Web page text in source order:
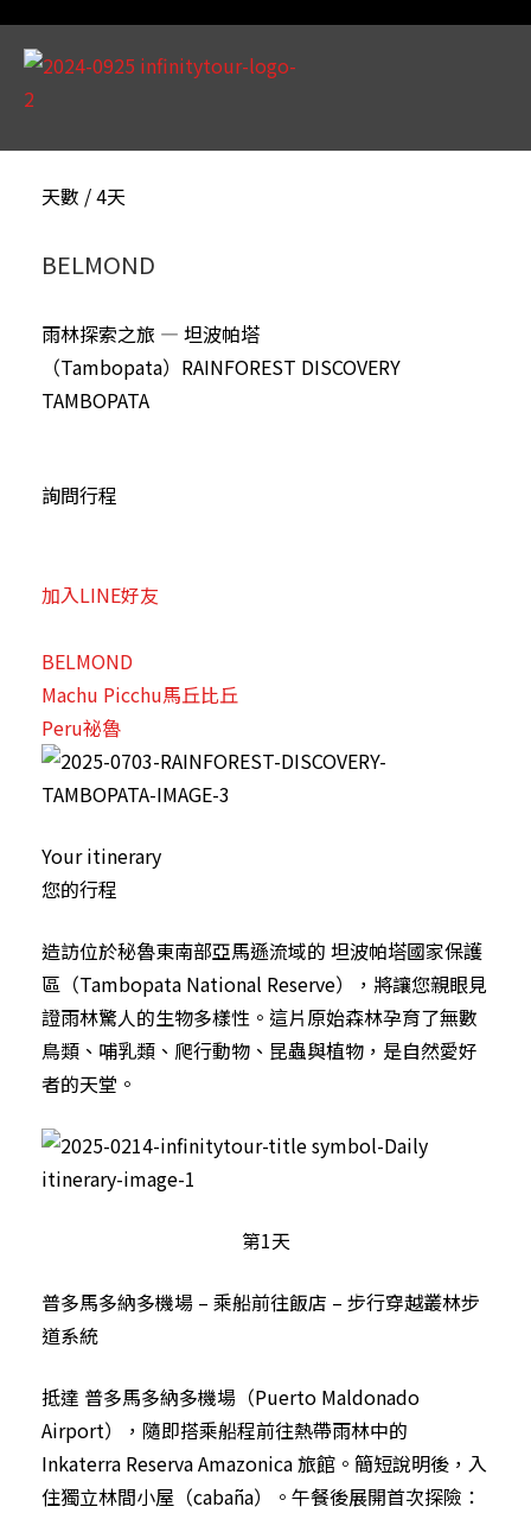
天數 / 4天
BELMOND
雨林探索之旅 — 坦波帕塔
（Tambopata）RAINFOREST DISCOVERY
TAMBOPATA
詢問行程
加入LINE好友
BELMOND
Machu Picchu馬丘比丘
Peru祕魯
Your itinerary
您的行程
造訪位於秘魯東南部亞馬遜流域的 坦波帕塔國家保護
區（Tambopata National Reserve），將讓您親眼見
證雨林驚人的生物多樣性。這片原始森林孕育了無數
鳥類、哺乳類、爬行動物、昆蟲與植物，是自然愛好
者的天堂。
第1天
普多馬多納多機場 – 乘船前往飯店 – 步行穿越叢林步
道系統
抵達 普多馬多納多機場（Puerto Maldonado
Airport），隨即搭乘船程前往熱帶雨林中的
Inkaterra Reserva Amazonica 旅館。簡短說明後，入
住獨立林間小屋（cabaña）。午餐後展開首次探險：